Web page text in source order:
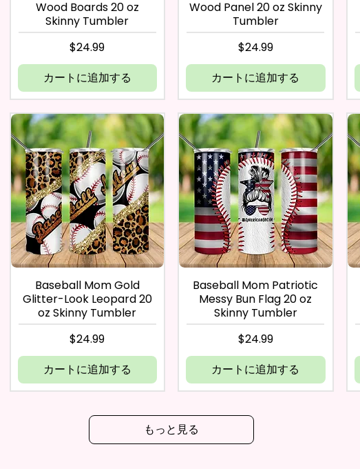
Wood Boards 20 oz
Skinny Tumbler
価格
$24.99
カートに追加する
Wood Panel 20 oz Skinny
Tumbler
価格
$24.99
カートに追加する
Baseball Mom Gold
Glitter-Look Leopard 20
oz Skinny Tumbler
価格
$24.99
カートに追加する
Baseball Mom Patriotic
Messy Bun Flag 20 oz
Skinny Tumbler
価格
$24.99
カートに追加する
もっと見る